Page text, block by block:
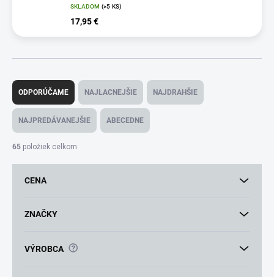
SKLADOM (>5 KS)
17,95 €
R
d
n
i
ODPORÚČAME NAJLACNEJŠIE NAJDRAHŠIE
NAJPREDÁVANEJŠIE ABECEDNE
65 položiek celkom
CENA
ZNAČKY
VÝROBCA ?